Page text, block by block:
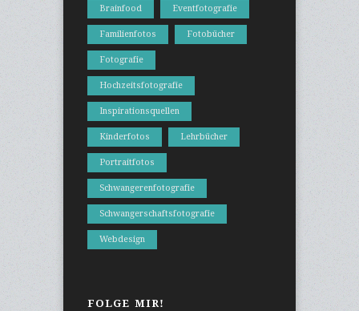
Brainfood Eventfotografie
Familienfotos Fotobücher
Fotografie
Hochzeitsfotografie
Inspirationsquellen
Kinderfotos Lehrbücher
Portraitfotos
Schwangerenfotografie
Schwangerschaftsfotografie
Webdesign
FOLGE MIR!